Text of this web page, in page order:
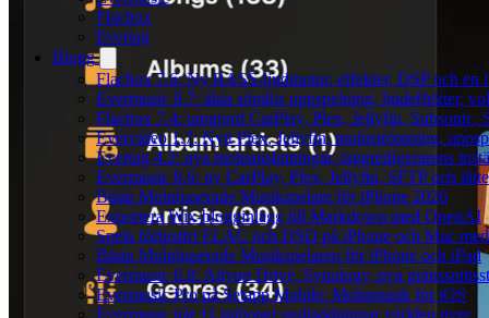
Flacbox
Evertag
Blogg
Flacbox 7.6: Ny BASS-ljudmotor, effekter, DSP och en
Evermusic 8.7: äkta sömlös uppspelning, ljudeffekter,
Flacbox 7.4: omgjord CarPlay, Plex, Jellyfin, Subsonic,
Evervideo 1.7: Nytt Plex, Jellyfin, molnströmning,
Evertag 4.2: nya molnanslutningar, taggredigerarens
Evermusic 8.6: ny CarPlay, Plex, Jellyfin, SFTP och
Bästa Molnbaserade Musikspelare för iPhone 2026
Exportera Wix-blogginlägg till Markdown med OpenAI
Spela förlustfri FLAC och DSD på iPhone och Mac
Bästa Molnbaserade Musikspelaren för iPhone och iPad
Evermusic 6.8: Aliyun Drive, Synology, nya
Evermusic Pro på Setapp Mobile: Molnmusik för iOS
Evermusic når 11 miljoner nedladdningar världen över